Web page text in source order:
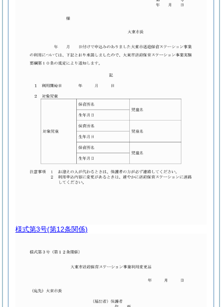
様式第3号(第12条関係)